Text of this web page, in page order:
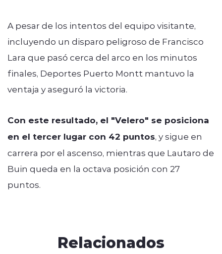
A pesar de los intentos del equipo visitante,
incluyendo un disparo peligroso de Francisco
Lara que pasó cerca del arco en los minutos
finales, Deportes Puerto Montt mantuvo la
ventaja y aseguró la victoria.
Con este resultado, el "Velero" se posiciona
en el tercer lugar con 42 puntos, y sigue en
carrera por el ascenso, mientras que Lautaro de
Buin queda en la octava posición con 27
puntos.
Relacionados